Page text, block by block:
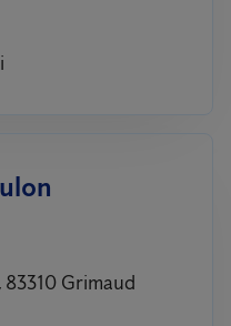
Grimaud